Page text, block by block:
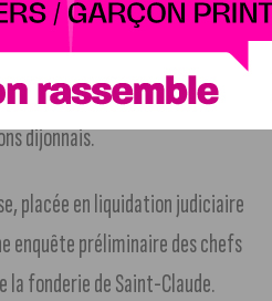
s’affrontent : la présidente
droite de Julien Odoul, la
six cantons sont en
dijonnais.
placée en liquidation judiciaire
enquête préliminaire des chefs
la fonderie de Saint-Claude.